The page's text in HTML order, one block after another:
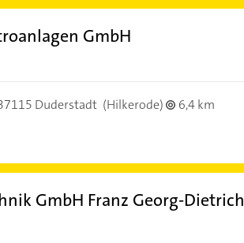
GmbH
Duderstadt (Hilkerode)
6,4 km
GmbH Franz Georg-Dietrich